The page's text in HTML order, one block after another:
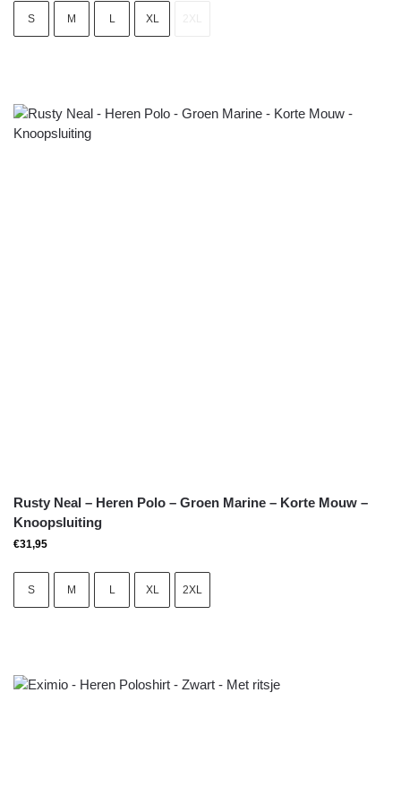
S M L XL
Rusty Neal – Heren Polo – Groen Marine – Korte Mouw –
Knoopsluiting
€31,95
S M L XL 2XL